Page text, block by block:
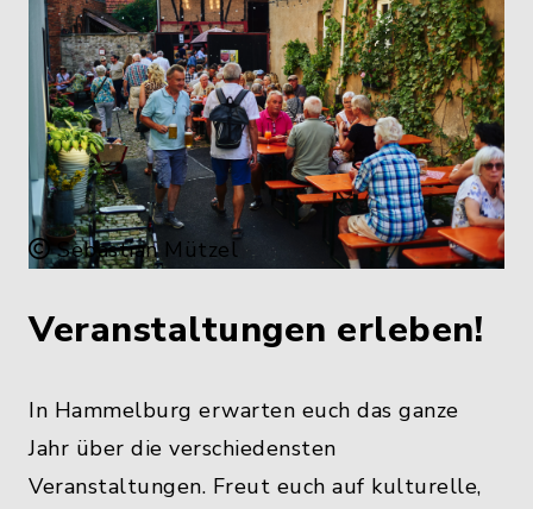
Sebastian Mützel
Veranstaltungen erleben!
In Hammelburg erwarten euch das ganze
Jahr über die verschiedensten
Veranstaltungen. Freut euch auf kulturelle,